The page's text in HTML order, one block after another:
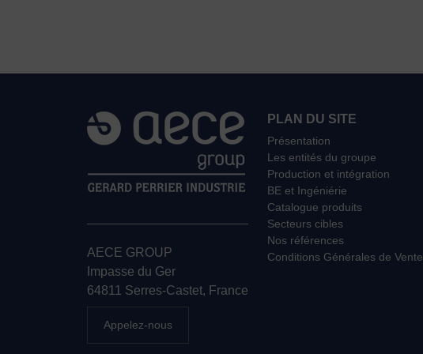
AECE GROUP
Impasse du Ger
64811 Serres-Castet, France
Appelez-nous
PLAN DU SITE
Présentation
Les entités du groupe
Production et intégration
BE et Ingéniérie
Catalogue produits
Secteurs cibles
Nos références
Conditions Générales de Vente